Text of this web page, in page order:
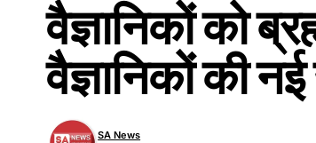
वैज्ञानिकों को
वैज्ञानिकों की
SA News